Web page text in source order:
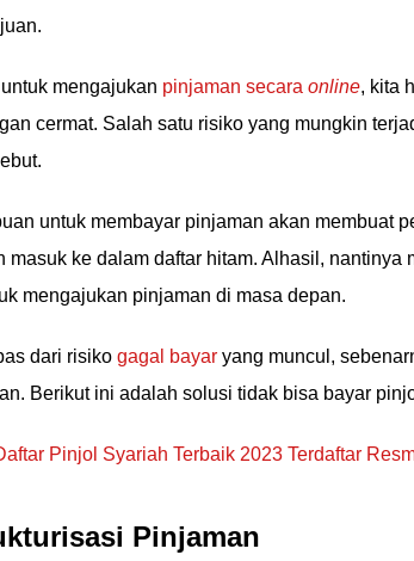
mengajukan pinjaman secara online, kita
cermat. Salah satu risiko yang mungkin
untuk membayar pinjaman akan membuat
masuk ke dalam daftar hitam. Alhasil, nantinya
mengajukan pinjaman di masa depan.
dari risiko gagal bayar yang muncul,
Berikut ini adalah solusi tidak bisa bayar
Pinjol Syariah Terbaik 2023 Terdaftar
Pinjaman